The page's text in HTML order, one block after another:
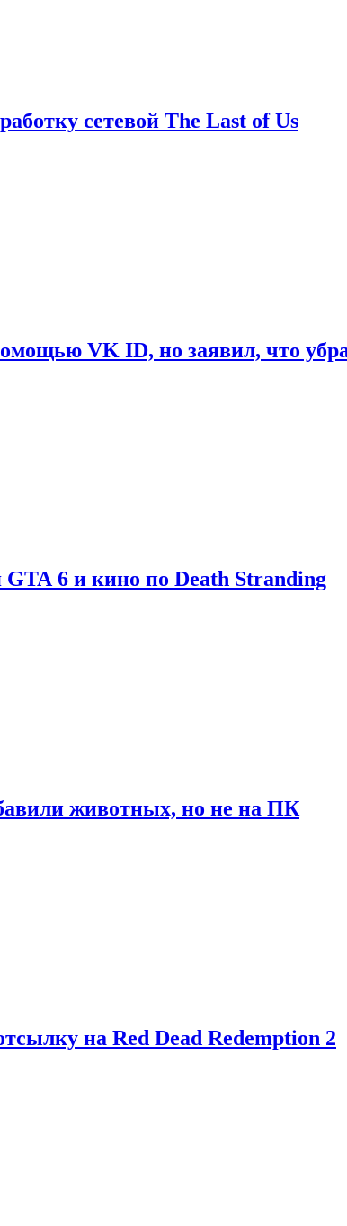
сетевой The Last of Us
VK ID, но заявил, что
GTA 6 и кино по Death Stranding
животных, но не на ПК
на Red Dead Redemption 2